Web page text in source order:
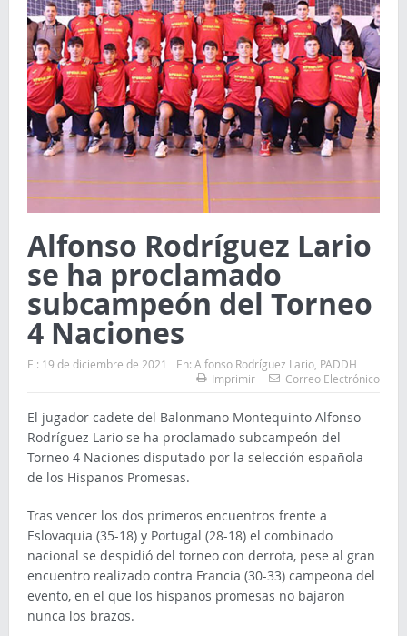
Alfonso Rodríguez Lario
se ha proclamado
subcampeón del Torneo
4 Naciones
El: 19 de diciembre de 2021 En: Alfonso Rodríguez Lario, PADDH
Imprimir
Correo Electrónico
El jugador cadete del Balonmano Montequinto Alfonso
Rodríguez Lario se ha proclamado subcampeón del
Torneo 4 Naciones disputado por la selección española
de los Hispanos Promesas.
Tras vencer los dos primeros encuentros frente a
Eslovaquia (35-18) y Portugal (28-18) el combinado
nacional se despidió del torneo con derrota, pese al gran
encuentro realizado contra Francia (30-33) campeona del
evento, en el que los hispanos promesas no bajaron
nunca los brazos.